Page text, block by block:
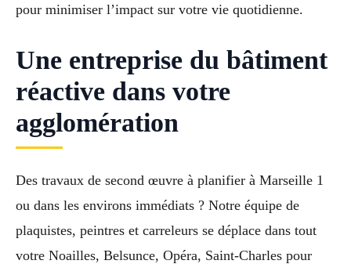
pour minimiser l’impact sur votre vie quotidienne.
Une entreprise du bâtiment
réactive dans votre
agglomération
Des travaux de second œuvre à planifier à Marseille 1
ou dans les environs immédiats ? Notre équipe de
plaquistes, peintres et carreleurs se déplace dans tout
votre Noailles, Belsunce, Opéra, Saint-Charles pour